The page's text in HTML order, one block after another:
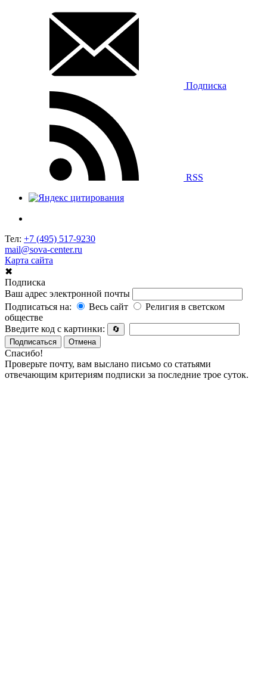
Подписка
RSS
Тел: +7 (495) 517-9230
mail@sova-center.ru
Карта сайта
✖
Подписка
Ваш адрес электронной почты
Подписаться на:
Весь сайт
Религия в светском
обществе
Введите код с картинки:
🔄
Подписаться
Отмена
Спасибо!
Проверьте почту, вам выслано письмо со статьями
отвечающим критериям подписки за последние трое суток.